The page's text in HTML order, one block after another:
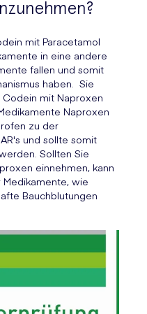
mit Paracetamol
in eine andere
fallen und somit
haben. Sie
mit Naproxen
Naproxen
zu der
und sollte somit
Sollten Sie
einnehmen, kann
wie
Bauchblutungen